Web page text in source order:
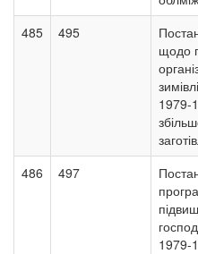
485 495
щодо
1979-
486 497
1979-